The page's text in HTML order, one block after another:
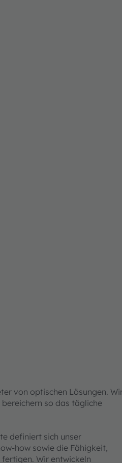
von optischen Lösungen.
so das tägliche
definiert sich unser
how sowie die Fähigkeit,
Wir entwickeln